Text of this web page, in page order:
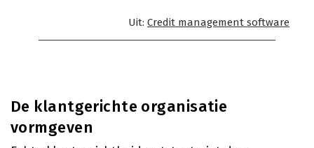
Uit: Credit management software
De klantgerichte organisatie
vormgeven